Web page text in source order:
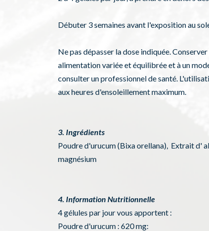
Débuter 3 semaines avant l'exposition au
Ne pas dépasser la dose indiquée.
alimentation variée et équilibrée et à un
consulter un professionnel de santé.
aux heures d'ensoleillement maximum.
3. Ingrédients
Poudre d'urucum (Bixa orellana), Extrait d'
magnésium
4. Information Nutritionnelle
4 gélules par jour vous apportent :
Poudre d'urucum : 620 mg: